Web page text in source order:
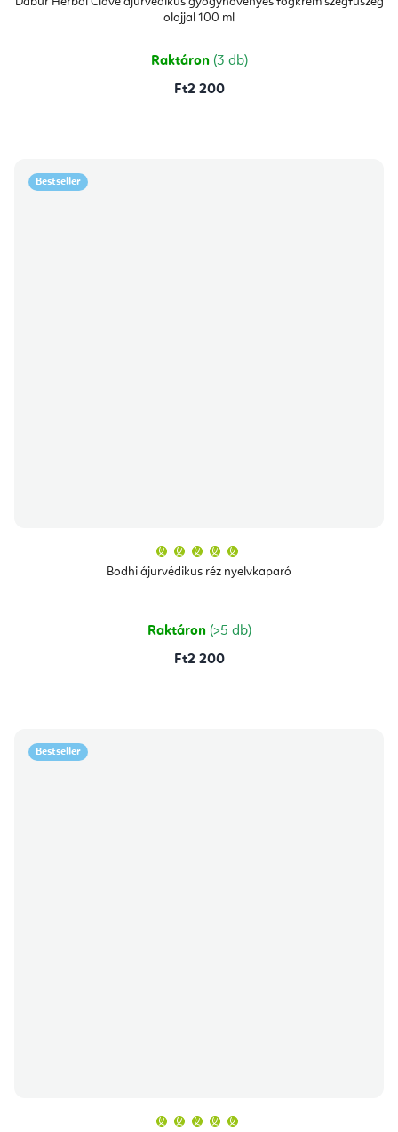
olajjal 100 ml
Raktáron (3 db)
Ft2 200
Bestseller
Bodhi ájurvédikus réz nyelvkaparó
átlagos
értékelése
csillag.
Raktáron (>5 db)
Ft2 200
Bestseller